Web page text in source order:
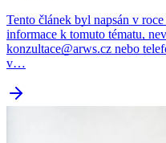
Tento článek byl napsán v
informace k tomuto tématu,
konzultace@arws.cz nebo
v…